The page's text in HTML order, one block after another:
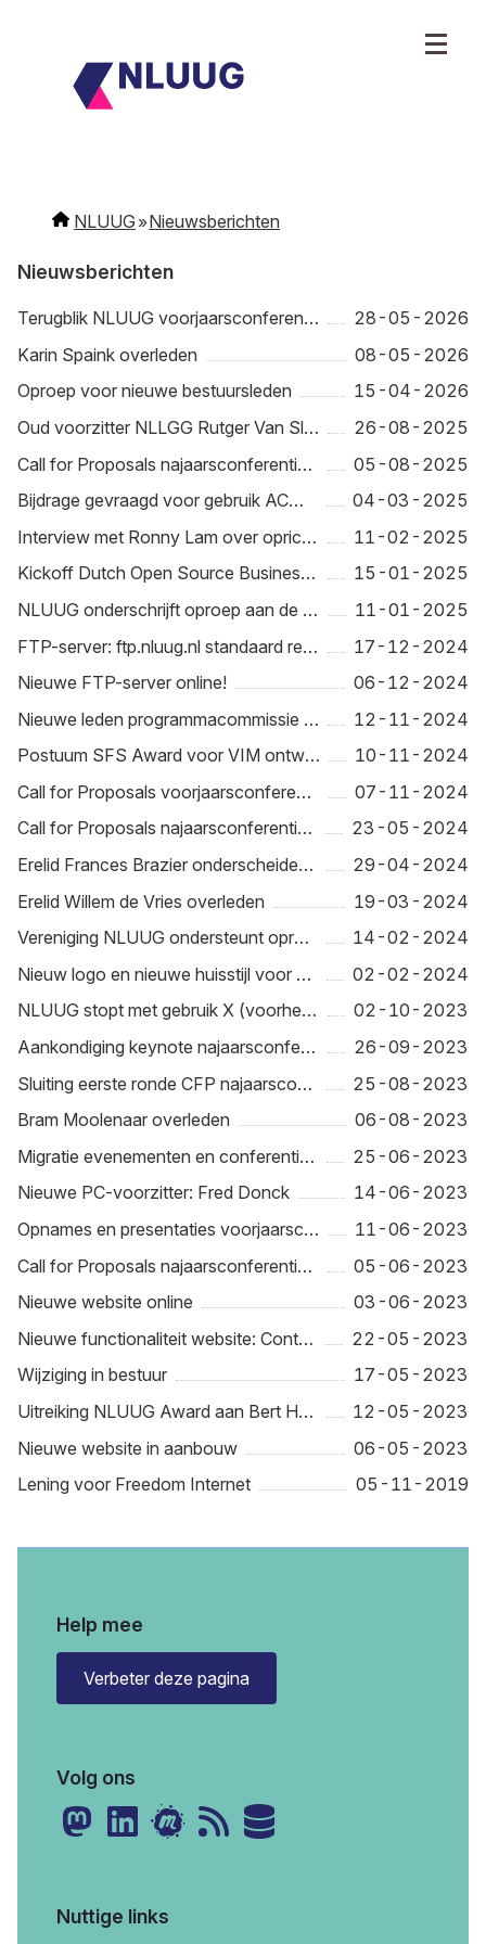
NLUUG Nieuwsberichten
Nieuwsberichten
Terugblik NLUUG voorjaarsconferentie 2026
28-05-2026
Karin Spaink overleden
08-05-2026
Oproep voor nieuwe bestuursleden
15-04-2026
Oud voorzitter NLLGG Rutger Van Sleen overleden
26-08-2025
Call for Proposals najaarsconferentie 2025 open tot 7 oktober
05-08-2025
Bijdrage gevraagd voor gebruik ACME binnen overheid
04-03-2025
Interview met Ronny Lam over oprichting DOSBA
11-02-2025
Kickoff Dutch Open Source Business Alliance (DOSBA)
15-01-2025
NLUUG onderschrijft oproep aan de Nederlandse overheid om te stoppen met bigtech sociale media
11-01-2025
FTP-server: ftp.nluug.nl standaard redirect naar HTTPS
17-12-2024
Nieuwe FTP-server online!
06-12-2024
Nieuwe leden programmacommissie gezocht
12-11-2024
Postuum SFS Award voor VIM ontwikkelaar en NLUUG Award winnaar Bram Moolenaar
10-11-2024
Call for Proposals voorjaarsconferentie 2025 geopend
07-11-2024
Call for Proposals najaarsconferentie 2024 geopend
23-05-2024
Erelid Frances Brazier onderscheiden met Ridderorde in de Orde van de Nederlandse Leeuw
29-04-2024
Erelid Willem de Vries overleden
19-03-2024
Vereniging NLUUG ondersteunt oproep aan SIDN om infrastructuur niet bij Amazon onder te brengen
14-02-2024
Nieuw logo en nieuwe huisstijl voor NLUUG
02-02-2024
NLUUG stopt met gebruik X (voorheen Twitter)
02-10-2023
Aankondiging keynote najaarsconferentie 2023
26-09-2023
Sluiting eerste ronde CFP najaarsconferentie 2023
25-08-2023
Bram Moolenaar overleden
06-08-2023
Migratie evenementen en conferenties gestart
25-06-2023
Nieuwe PC-voorzitter: Fred Donck
14-06-2023
Opnames en presentaties voorjaarsconferentie 2023 nu beschikbaar
11-06-2023
Call for Proposals najaarsconferentie 2023 geopend
05-06-2023
Nieuwe website online
03-06-2023
Nieuwe functionaliteit website: Content Review
22-05-2023
Wijziging in bestuur
17-05-2023
Uitreiking NLUUG Award aan Bert Hubert
12-05-2023
Nieuwe website in aanbouw
06-05-2023
Lening voor Freedom Internet
05-11-2019
Help mee
Verbeter deze pagina
Volg ons
Nuttige links